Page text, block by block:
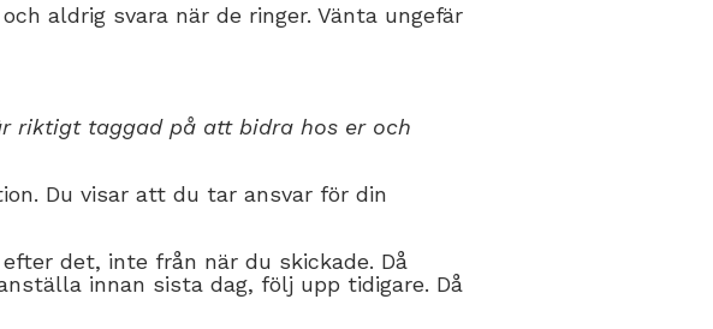
aldrig svara när de ringer. Vänta ungefär
riktigt taggad på att bidra hos er och
Du visar att du tar ansvar för din
det, inte från när du skickade. Då
innan sista dag, följ upp tidigare. Då